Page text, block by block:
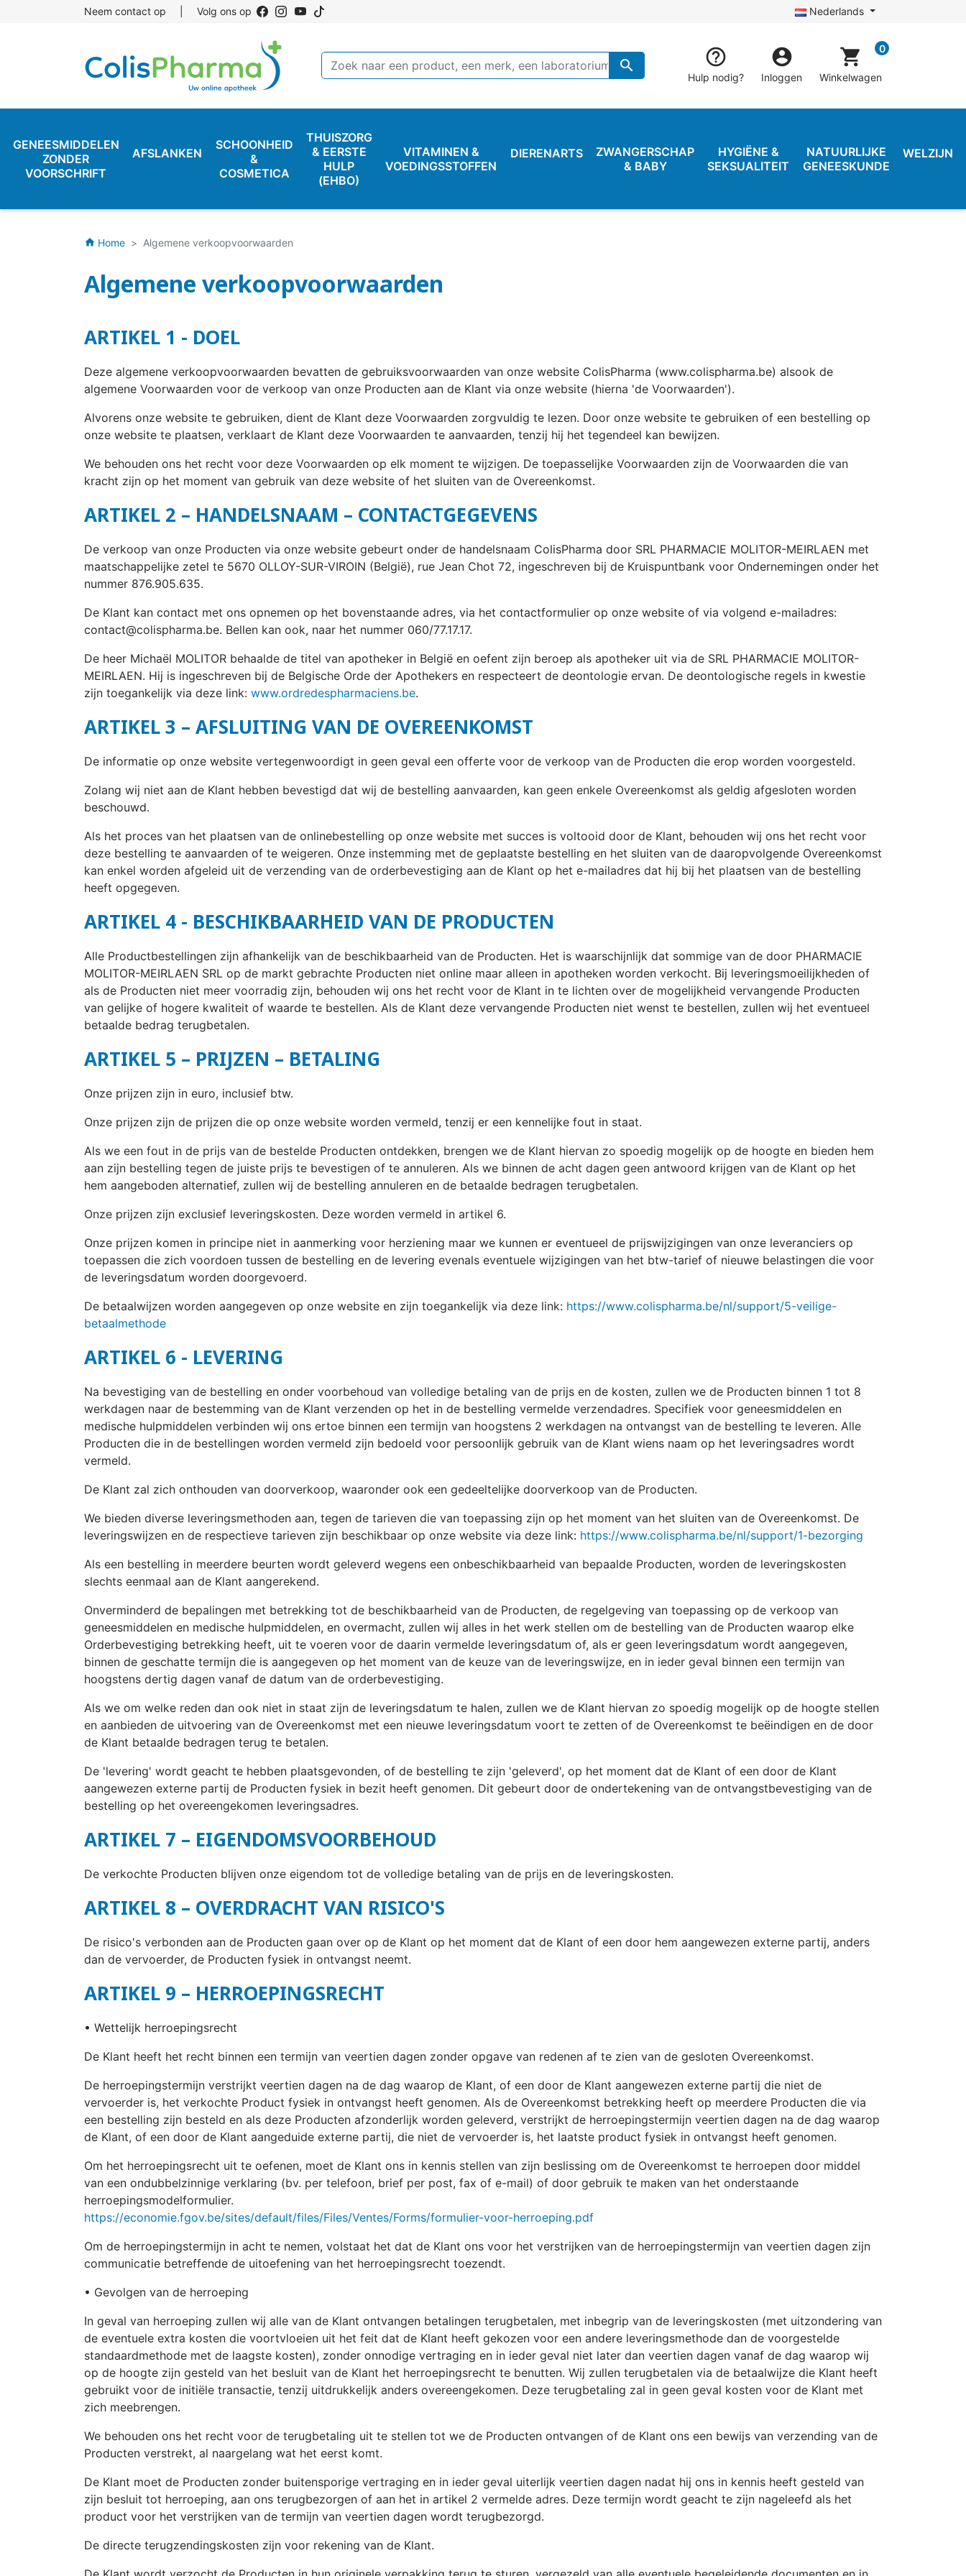
Neem contact op Volg ons op Nederlands
 
Hulp nodig?

Inloggen
shopping_cart 0
Winkelwagen
GENEESMIDDELEN
ZONDER
VOORSCHRIFT
AFSLANKEN
SCHOONHEID
&
COSMETICA
THUISZORG
& EERSTE
HULP
(EHBO)
VITAMINEN &
VOEDINGSSTOFFEN
DIERENARTS
ZWANGERSCHAP
& BABY
HYGIËNE &
SEKSUALITEIT
NATUURLIJKE
GENEESKUNDE
WELZIJN
home Home Algemene verkoopvoorwaarden
Algemene verkoopvoorwaarden
ARTIKEL 1 - DOEL
Deze algemene verkoopvoorwaarden bevatten de gebruiksvoorwaarden van onze website ColisPharma (www.colispharma.be) alsook de
algemene Voorwaarden voor de verkoop van onze Producten aan de Klant via onze website (hierna 'de Voorwaarden').
Alvorens onze website te gebruiken, dient de Klant deze Voorwaarden zorgvuldig te lezen. Door onze website te gebruiken of een bestelling op
onze website te plaatsen, verklaart de Klant deze Voorwaarden te aanvaarden, tenzij hij het tegendeel kan bewijzen.
We behouden ons het recht voor deze Voorwaarden op elk moment te wijzigen. De toepasselijke Voorwaarden zijn de Voorwaarden die van
kracht zijn op het moment van gebruik van deze website of het sluiten van de Overeenkomst.
ARTIKEL 2 – HANDELSNAAM – CONTACTGEGEVENS
De verkoop van onze Producten via onze website gebeurt onder de handelsnaam ColisPharma door SRL PHARMACIE MOLITOR-MEIRLAEN met
maatschappelijke zetel te 5670 OLLOY-SUR-VIROIN (België), rue Jean Chot 72, ingeschreven bij de Kruispuntbank voor Ondernemingen onder het
nummer 876.905.635.
De Klant kan contact met ons opnemen op het bovenstaande adres, via het contactformulier op onze website of via volgend e-mailadres:
contact@colispharma.be. Bellen kan ook, naar het nummer 060/77.17.17.
De heer Michaël MOLITOR behaalde de titel van apotheker in België en oefent zijn beroep als apotheker uit via de SRL PHARMACIE MOLITOR-
MEIRLAEN. Hij is ingeschreven bij de Belgische Orde der Apothekers en respecteert de deontologie ervan. De deontologische regels in kwestie
zijn toegankelijk via deze link: www.ordredespharmaciens.be.
ARTIKEL 3 – AFSLUITING VAN DE OVEREENKOMST
De informatie op onze website vertegenwoordigt in geen geval een offerte voor de verkoop van de Producten die erop worden voorgesteld.
Zolang wij niet aan de Klant hebben bevestigd dat wij de bestelling aanvaarden, kan geen enkele Overeenkomst als geldig afgesloten worden
beschouwd.
Als het proces van het plaatsen van de onlinebestelling op onze website met succes is voltooid door de Klant, behouden wij ons het recht voor
deze bestelling te aanvaarden of te weigeren. Onze instemming met de geplaatste bestelling en het sluiten van de daaropvolgende Overeenkomst
kan enkel worden afgeleid uit de verzending van de orderbevestiging aan de Klant op het e-mailadres dat hij bij het plaatsen van de bestelling
heeft opgegeven.
ARTIKEL 4 - BESCHIKBAARHEID VAN DE PRODUCTEN
Alle Productbestellingen zijn afhankelijk van de beschikbaarheid van de Producten. Het is waarschijnlijk dat sommige van de door PHARMACIE
MOLITOR-MEIRLAEN SRL op de markt gebrachte Producten niet online maar alleen in apotheken worden verkocht. Bij leveringsmoeilijkheden of
als de Producten niet meer voorradig zijn, behouden wij ons het recht voor de Klant in te lichten over de mogelijkheid vervangende Producten
van gelijke of hogere kwaliteit of waarde te bestellen. Als de Klant deze vervangende Producten niet wenst te bestellen, zullen wij het eventueel
betaalde bedrag terugbetalen.
ARTIKEL 5 – PRIJZEN – BETALING
Onze prijzen zijn in euro, inclusief btw.
Onze prijzen zijn de prijzen die op onze website worden vermeld, tenzij er een kennelijke fout in staat.
Als we een fout in de prijs van de bestelde Producten ontdekken, brengen we de Klant hiervan zo spoedig mogelijk op de hoogte en bieden hem
aan zijn bestelling tegen de juiste prijs te bevestigen of te annuleren. Als we binnen de acht dagen geen antwoord krijgen van de Klant op het
hem aangeboden alternatief, zullen wij de bestelling annuleren en de betaalde bedragen terugbetalen.
Onze prijzen zijn exclusief leveringskosten. Deze worden vermeld in artikel 6.
Onze prijzen komen in principe niet in aanmerking voor herziening maar we kunnen er eventueel de prijswijzigingen van onze leveranciers op
toepassen die zich voordoen tussen de bestelling en de levering evenals eventuele wijzigingen van het btw-tarief of nieuwe belastingen die voor
de leveringsdatum worden doorgevoerd.
De betaalwijzen worden aangegeven op onze website en zijn toegankelijk via deze link: https://www.colispharma.be/nl/support/5-veilige-
betaalmethode
ARTIKEL 6 - LEVERING
Na bevestiging van de bestelling en onder voorbehoud van volledige betaling van de prijs en de kosten, zullen we de Producten binnen 1 tot 8
werkdagen naar de bestemming van de Klant verzenden op het in de bestelling vermelde verzendadres. Specifiek voor geneesmiddelen en
medische hulpmiddelen verbinden wij ons ertoe binnen een termijn van hoogstens 2 werkdagen na ontvangst van de bestelling te leveren. Alle
Producten die in de bestellingen worden vermeld zijn bedoeld voor persoonlijk gebruik van de Klant wiens naam op het leveringsadres wordt
vermeld.
De Klant zal zich onthouden van doorverkoop, waaronder ook een gedeeltelijke doorverkoop van de Producten.
We bieden diverse leveringsmethoden aan, tegen de tarieven die van toepassing zijn op het moment van het sluiten van de Overeenkomst. De
leveringswijzen en de respectieve tarieven zijn beschikbaar op onze website via deze link: https://www.colispharma.be/nl/support/1-bezorging
Als een bestelling in meerdere beurten wordt geleverd wegens een onbeschikbaarheid van bepaalde Producten, worden de leveringskosten
slechts eenmaal aan de Klant aangerekend.
Onverminderd de bepalingen met betrekking tot de beschikbaarheid van de Producten, de regelgeving van toepassing op de verkoop van
geneesmiddelen en medische hulpmiddelen, en overmacht, zullen wij alles in het werk stellen om de bestelling van de Producten waarop elke
Orderbevestiging betrekking heeft, uit te voeren voor de daarin vermelde leveringsdatum of, als er geen leveringsdatum wordt aangegeven,
binnen de geschatte termijn die is aangegeven op het moment van de keuze van de leveringswijze, en in ieder geval binnen een termijn van
hoogstens dertig dagen vanaf de datum van de orderbevestiging.
Als we om welke reden dan ook niet in staat zijn de leveringsdatum te halen, zullen we de Klant hiervan zo spoedig mogelijk op de hoogte stellen
en aanbieden de uitvoering van de Overeenkomst met een nieuwe leveringsdatum voort te zetten of de Overeenkomst te beëindigen en de door
de Klant betaalde bedragen terug te betalen.
De 'levering' wordt geacht te hebben plaatsgevonden, of de bestelling te zijn 'geleverd', op het moment dat de Klant of een door de Klant
aangewezen externe partij de Producten fysiek in bezit heeft genomen. Dit gebeurt door de ondertekening van de ontvangstbevestiging van de
bestelling op het overeengekomen leveringsadres.
ARTIKEL 7 – EIGENDOMSVOORBEHOUD
De verkochte Producten blijven onze eigendom tot de volledige betaling van de prijs en de leveringskosten.
ARTIKEL 8 – OVERDRACHT VAN RISICO'S
De risico's verbonden aan de Producten gaan over op de Klant op het moment dat de Klant of een door hem aangewezen externe partij, anders
dan de vervoerder, de Producten fysiek in ontvangst neemt.
ARTIKEL 9 – HERROEPINGSRECHT
• Wettelijk herroepingsrecht
De Klant heeft het recht binnen een termijn van veertien dagen zonder opgave van redenen af te zien van de gesloten Overeenkomst.
De herroepingstermijn verstrijkt veertien dagen na de dag waarop de Klant, of een door de Klant aangewezen externe partij die niet de
vervoerder is, het verkochte Product fysiek in ontvangst heeft genomen. Als de Overeenkomst betrekking heeft op meerdere Producten die via
een bestelling zijn besteld en als deze Producten afzonderlijk worden geleverd, verstrijkt de herroepingstermijn veertien dagen na de dag waarop
de Klant, of een door de Klant aangeduide externe partij, die niet de vervoerder is, het laatste product fysiek in ontvangst heeft genomen.
Om het herroepingsrecht uit te oefenen, moet de Klant ons in kennis stellen van zijn beslissing om de Overeenkomst te herroepen door middel
van een ondubbelzinnige verklaring (bv. per telefoon, brief per post, fax of e-mail) of door gebruik te maken van het onderstaande
herroepingsmodelformulier.
https://economie.fgov.be/sites/default/files/Files/Ventes/Forms/formulier-voor-herroeping.pdf
Om de herroepingstermijn in acht te nemen, volstaat het dat de Klant ons voor het verstrijken van de herroepingstermijn van veertien dagen zijn
communicatie betreffende de uitoefening van het herroepingsrecht toezendt.
• Gevolgen van de herroeping
In geval van herroeping zullen wij alle van de Klant ontvangen betalingen terugbetalen, met inbegrip van de leveringskosten (met uitzondering van
de eventuele extra kosten die voortvloeien uit het feit dat de Klant heeft gekozen voor een andere leveringsmethode dan de voorgestelde
standaardmethode met de laagste kosten), zonder onnodige vertraging en in ieder geval niet later dan veertien dagen vanaf de dag waarop wij
op de hoogte zijn gesteld van het besluit van de Klant het herroepingsrecht te benutten. Wij zullen terugbetalen via de betaalwijze die Klant heeft
gebruikt voor de initiële transactie, tenzij uitdrukkelijk anders overeengekomen. Deze terugbetaling zal in geen geval kosten voor de Klant met
zich meebrengen.
We behouden ons het recht voor de terugbetaling uit te stellen tot we de Producten ontvangen of de Klant ons een bewijs van verzending van de
Producten verstrekt, al naargelang wat het eerst komt.
De Klant moet de Producten zonder buitensporige vertraging en in ieder geval uiterlijk veertien dagen nadat hij ons in kennis heeft gesteld van
zijn besluit tot herroeping, aan ons terugbezorgen of aan het in artikel 2 vermelde adres. Deze termijn wordt geacht te zijn nageleefd als het
product voor het verstrijken van de termijn van veertien dagen wordt terugbezorgd.
De directe terugzendingskosten zijn voor rekening van de Klant.